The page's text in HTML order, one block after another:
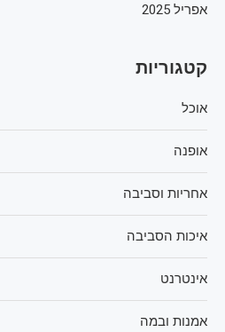
אפריל 2025
קטגוריות
אוכל
אופנה
אחריות וסביבה
איכות הסביבה
אינטרנט
אמנות ובמה